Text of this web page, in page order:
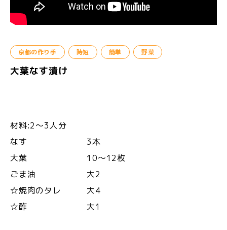
京都の作り手 時短 簡単 野菜
大葉なす漬け
材料:2〜3人分
なす 3本
大葉 10〜12枚
ごま油 大2
☆焼肉のタレ 大4
☆酢 大1